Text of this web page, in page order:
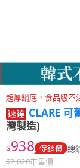
超厚鍋底，食品級不
CLARE 可
灣製造)
$938 促銷價 總
$2,020市售價